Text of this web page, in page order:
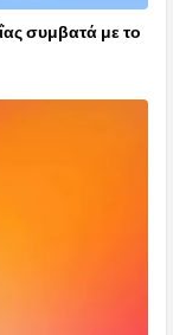
συμβατά με το